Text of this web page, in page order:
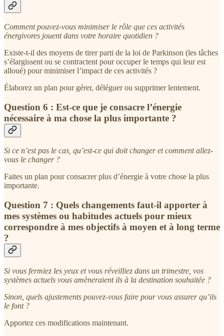
Comment pouvez-vous minimiser le rôle que ces activités
énergivores jouent dans votre horaire quotidien ?
Existe-t-il des moyens de tirer parti de la loi de Parkinson (les tâches
s’élargissent ou se contractent pour occuper le temps qui leur est
alloué) pour minimiser l’impact de ces activités ?
Élaborez un plan pour gérer, déléguer ou supprimer lentement.
Question 6 : Est-ce que je consacre l’énergie
nécessaire à ma chose la plus importante ?
Si ce n’est pas le cas, qu’est-ce qui doit changer et comment allez-
vous le changer ?
Faites un plan pour consacrer plus d’énergie à votre chose la plus
importante.
Question 7 : Quels changements faut-il apporter à
mes systèmes ou habitudes actuels pour mieux
correspondre à mes objectifs à moyen et à long terme
?
Si vous fermiez les yeux et vous réveilliez dans un trimestre, vos
systèmes actuels vous amèneraient ils à la destination souhaitée ?
Sinon, quels ajustements pouvez-vous faire pour vous assurer qu’ils
le font ?
Apportez ces modifications maintenant.